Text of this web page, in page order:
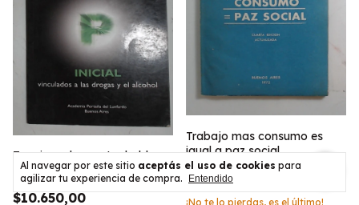
Al navegar por este sitio aceptás el uso de cookies para
agilizar tu experiencia de compra.
Entendido
Terminos de nuestra habla
con P Inicial Vinculados a las
drogas y el alcohol
$10.650,00
Trabajo mas consumo es
igual a paz social
$12.560,00
¡No te lo pierdas, es el último!